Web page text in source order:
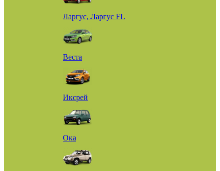
Ларгус, Ларгус FL
Веста
Иксрей
Ока